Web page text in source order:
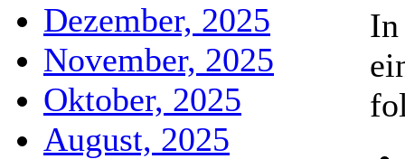
Dezember, 2025
November, 2025
Oktober, 2025
August, 2025